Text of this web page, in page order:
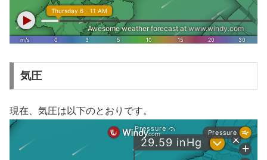
気圧
現在、気圧は以下のとおりです。